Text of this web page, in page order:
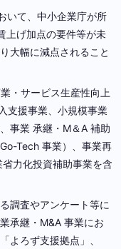
いて、中小企業庁が所
上げ加点の要件等が未
大幅に減点されること
・サービス生産性向上
支援事業、小規模事業
事業 承継・M＆A 補助
Tech 事業）、事業再
力化投資補助事業を含
調査やアンケート等に
承継・M&A 事業にお
よろず支援拠点」、